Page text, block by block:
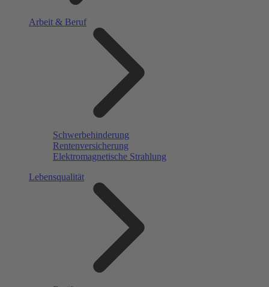
Arbeit & Beruf
Schwerbehinderung
Rentenversicherung
Elektromagnetische Strahlung
Lebensqualität